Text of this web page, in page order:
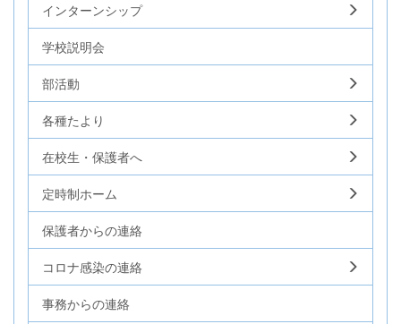
インターンシップ
学校説明会
部活動
各種たより
在校生・保護者へ
定時制ホーム
保護者からの連絡
コロナ感染の連絡
事務からの連絡